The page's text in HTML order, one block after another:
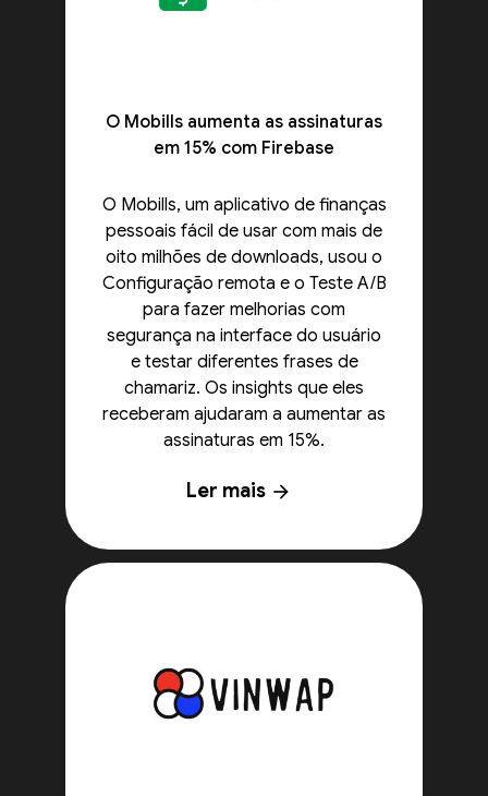
O Mobills aumenta as assinaturas
em 15% com Firebase
O Mobills, um aplicativo de finanças
pessoais fácil de usar com mais de
oito milhões de downloads, usou o
Configuração remota e o Teste A/B
para fazer melhorias com
segurança na interface do usuário
e testar diferentes frases de
chamariz. Os insights que eles
receberam ajudaram a aumentar as
assinaturas em 15%.
Ler mais arrow_forward